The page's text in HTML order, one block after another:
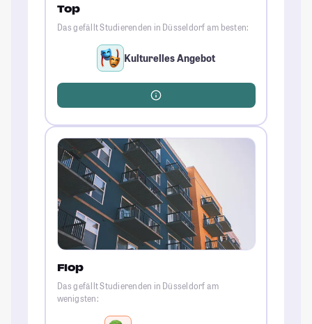
Top
Das gefällt Studierenden in Düsseldorf am besten:
Kulturelles Angebot
Flop
Das gefällt Studierenden in Düsseldorf am
wenigsten: